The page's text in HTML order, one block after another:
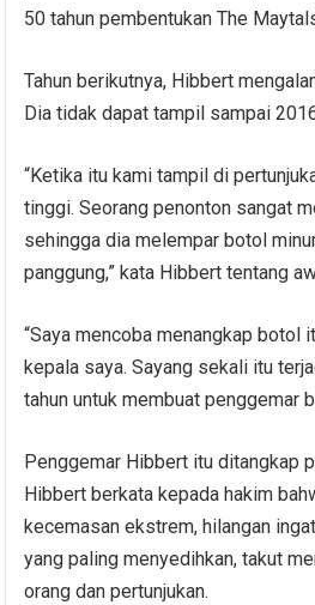
50 tahun pembentukan The
Tahun berikutnya, Hibbert
Dia tidak dapat tampil sampai
“Ketika itu kami tampil di
tinggi. Seorang penonton sangat
sehingga dia melempar botol
panggung,” kata Hibbert tentang
“Saya mencoba menangkap botol
kepala saya. Sayang sekali itu
tahun untuk membuat penggemar
Penggemar Hibbert itu ditangkap
Hibbert berkata kepada hakim
kecemasan ekstrem, hilangan
yang paling menyedihkan, takut
orang dan pertunjukan.